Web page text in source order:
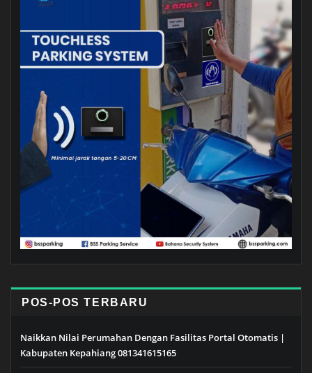
POS-POS TERBARU
Naikkan Nilai Perumahan Dengan Fasilitas Portal Otomatis |
Kabupaten Kepahiang 081341615165